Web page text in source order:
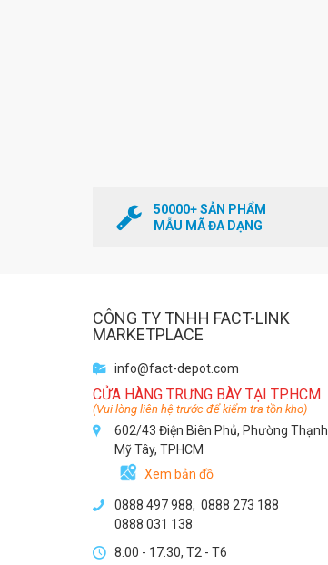
50000+ SẢN PHẨM
MẪU MÃ ĐA DẠNG
CÔNG TY TNHH FACT-LINK
MARKETPLACE
info@fact-depot.com
CỬA HÀNG TRƯNG BÀY TẠI TP.HCM
(Vui lòng liên hệ trước để kiểm tra tồn kho)
602/43 Điện Biên Phủ, Phường Thạnh
Mỹ Tây, TPHCM
Xem bản đồ
0888 497 988, 0888 273 188
0888 031 138
8:00 - 17:30, T2 - T6